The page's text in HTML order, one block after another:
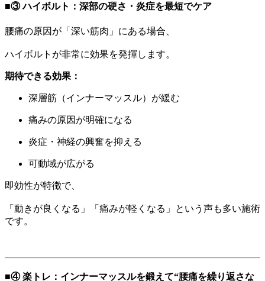
■③ ハイボルト：深部の硬さ・炎症を最短でケア
腰痛の原因が「深い筋肉」にある場合、
ハイボルトが非常に効果を発揮します。
期待できる効果：
深層筋（インナーマッスル）が緩む
痛みの原因が明確になる
炎症・神経の興奮を抑える
可動域が広がる
即効性が特徴で、
「動きが良くなる」「痛みが軽くなる」という声も多い施術
です。
■④ 楽トレ：インナーマッスルを鍛えて“腰痛を繰り返さな